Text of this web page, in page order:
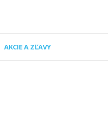
AKCIE A ZĽAVY